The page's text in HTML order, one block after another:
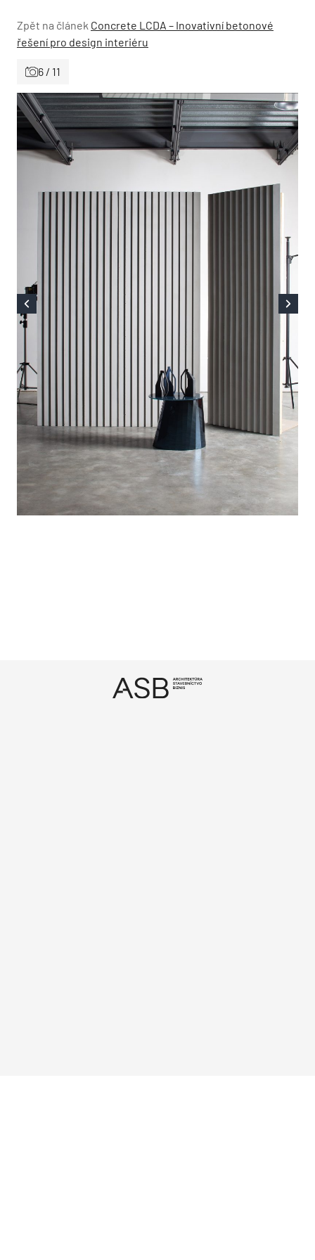
Zpět na článek Concrete LCDA – Inovativní betonové
řešení pro design interiéru
6 / 11